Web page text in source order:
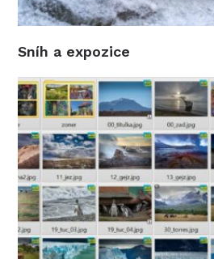
Sníh a expozice